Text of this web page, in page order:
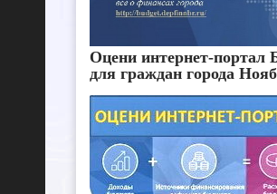
Оцени интернет-портал
для граждан города